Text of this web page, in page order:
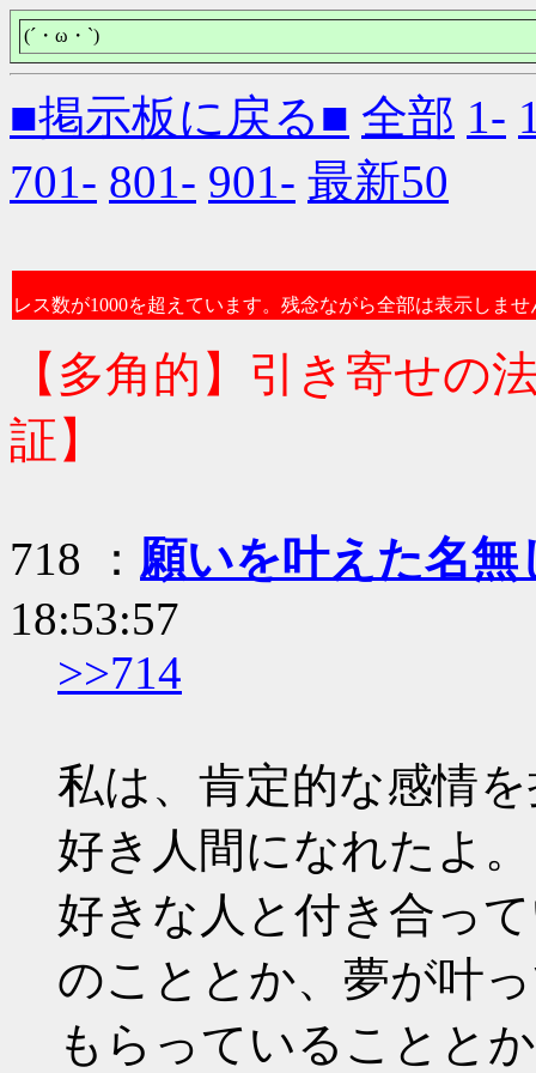
(´・ω・`)
■掲示板に戻る■ 全部 1-
701- 801- 901- 最新50
レス数が1000を超えています。残念ながら全部は表示しませ
【多角的】引き寄せの
証】
718 ： 願いを叶えた名無
18:53:57
>>714
私は、肯定的な感情
好き人間になれたよ。
好きな人と付き合っ
のこととか、夢が叶
もらっていることと